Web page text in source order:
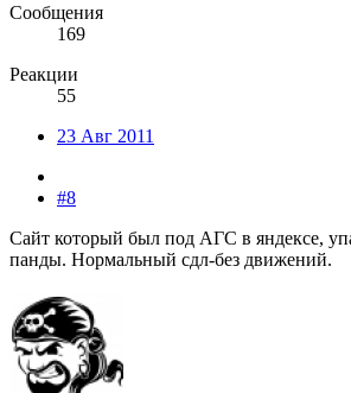
Сообщения
169
Реакции
55
23 Авг 2011
#8
Сайт который был под АГС в яндексе,
панды. Нормальный сдл-без движений.